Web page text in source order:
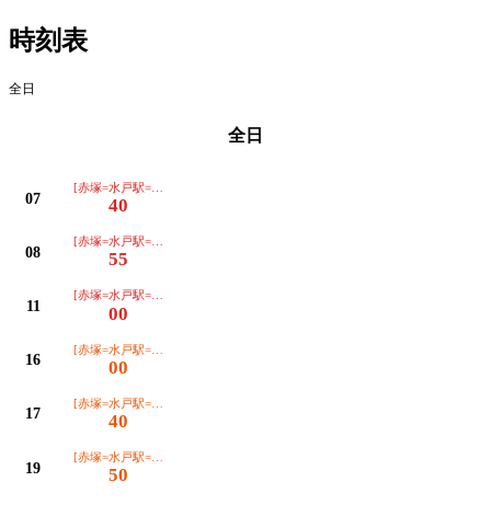
時刻表
全日
全日
07
[赤塚=水戸駅=海浜公園]初発
40
08
[赤塚=水戸駅=海浜公園]
55
11
[赤塚=水戸駅=海浜公園]
00
16
[赤塚=水戸駅=勝田営業所]
00
17
[赤塚=水戸駅=勝田営業所]
40
19
[赤塚=水戸駅=勝田営業所]最終
50